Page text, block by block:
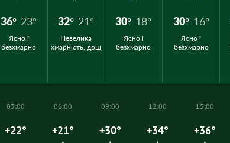
36° 23°
Ясно і
безхмарно
32° 21°
Невелика
хмарність, дощ
30° 18°
Ясно і
безхмарно
30° 16°
Ясно і
безхмарно
03:00
+22°
06:00
+21°
09:00
+30°
12:00
+34°
15:00
+36°